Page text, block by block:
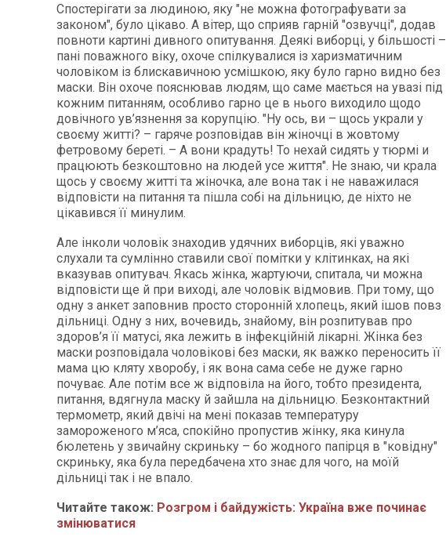
Спостерігати за людиною, яку "не можна фотографувати за
законом", було цікаво. А вітер, що сприяв гарній "озвучці", додав
повноти картині дивного опитування. Деякі виборці, у більшості –
пані поважного віку, охоче спілкувалися із харизматичним
чоловіком із блискавичною усмішкою, яку було гарно видно без
маски. Він охоче пояснював людям, що саме мається на увазі під
кожним питанням, особливо гарно це в нього виходило щодо
довічного ув’язнення за корупцію. "Ну ось, ви – щось украли у
своєму житті? – гаряче розповідав він жіночці в жовтому
фетровому береті. – А вони крадуть! То нехай сидять у тюрмі и
працюють безкоштовно на людей усе життя". Не знаю, чи крала
щось у своєму житті та жіночка, але вона так і не наважилася
відповісти на питання та пішла собі на дільницю, де ніхто не
цікавився її минулим.
Але інколи чоловік знаходив удячних виборців, які уважно
слухали та сумлінно ставили свої помітки у клітинках, на які
вказував опитувач. Якась жінка, жартуючи, спитала, чи можна
відповісти ще й при виході, але чоловік відмовив. При тому, що
одну з анкет заповнив просто сторонній хлопець, який ішов повз
дільниці. Одну з них, вочевидь, знайому, він розпитував про
здоров’я її матусі, яка лежить в інфекційній лікарні. Жінка без
маски розповідала чоловікові без маски, як важко переносить її
мама цю кляту хворобу, і як вона сама себе не дуже гарно
почуває. Але потім все ж відповіла на його, тобто президента,
питання, вдягнула маску й зайшла на дільницю. Безконтактний
термометр, який двічі на мені показав температуру
замороженого м’яса, спокійно пропустив жінку, яка кинула
бюлетень у звичайну скриньку – бо жодного папірця в "ковідну"
скриньку, яка була передбачена хто знає для чого, на моїй
дільниці так і не впало.
Читайте також: Розгром і байдужість: Україна вже починає
змінюватися